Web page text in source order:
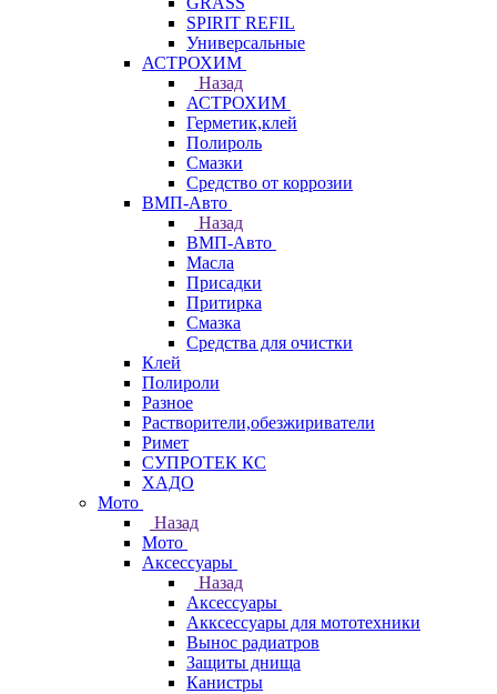
SPIRIT REFIL
Универсальные
АСТРОХИМ
Назад
АСТРОХИМ
Герметик,клей
Полироль
Смазки
Средство от коррозии
ВМП-Авто
Назад
ВМП-Авто
Масла
Присадки
Притирка
Смазка
Средства для очистки
Клей
Полироли
Разное
Растворители,обезжириватели
Римет
СУПРОТЕК КС
ХАДО
Мото
Назад
Мото
Аксессуары
Назад
Аксессуары
Акксессуары для мототехники
Вынос радиатров
Защиты днища
Канистры